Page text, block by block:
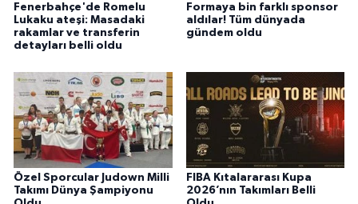
Fenerbahçe'de Romelu
Lukaku ateşi: Masadaki
rakamlar ve transferin
detayları belli oldu
Formaya bin farklı sponsor
aldılar! Tüm dünyada
gündem oldu
Özel Sporcular Judown Milli
Takımı Dünya Şampiyonu
FIBA Kıtalararası Kupa
2026’nın Takımları Belli